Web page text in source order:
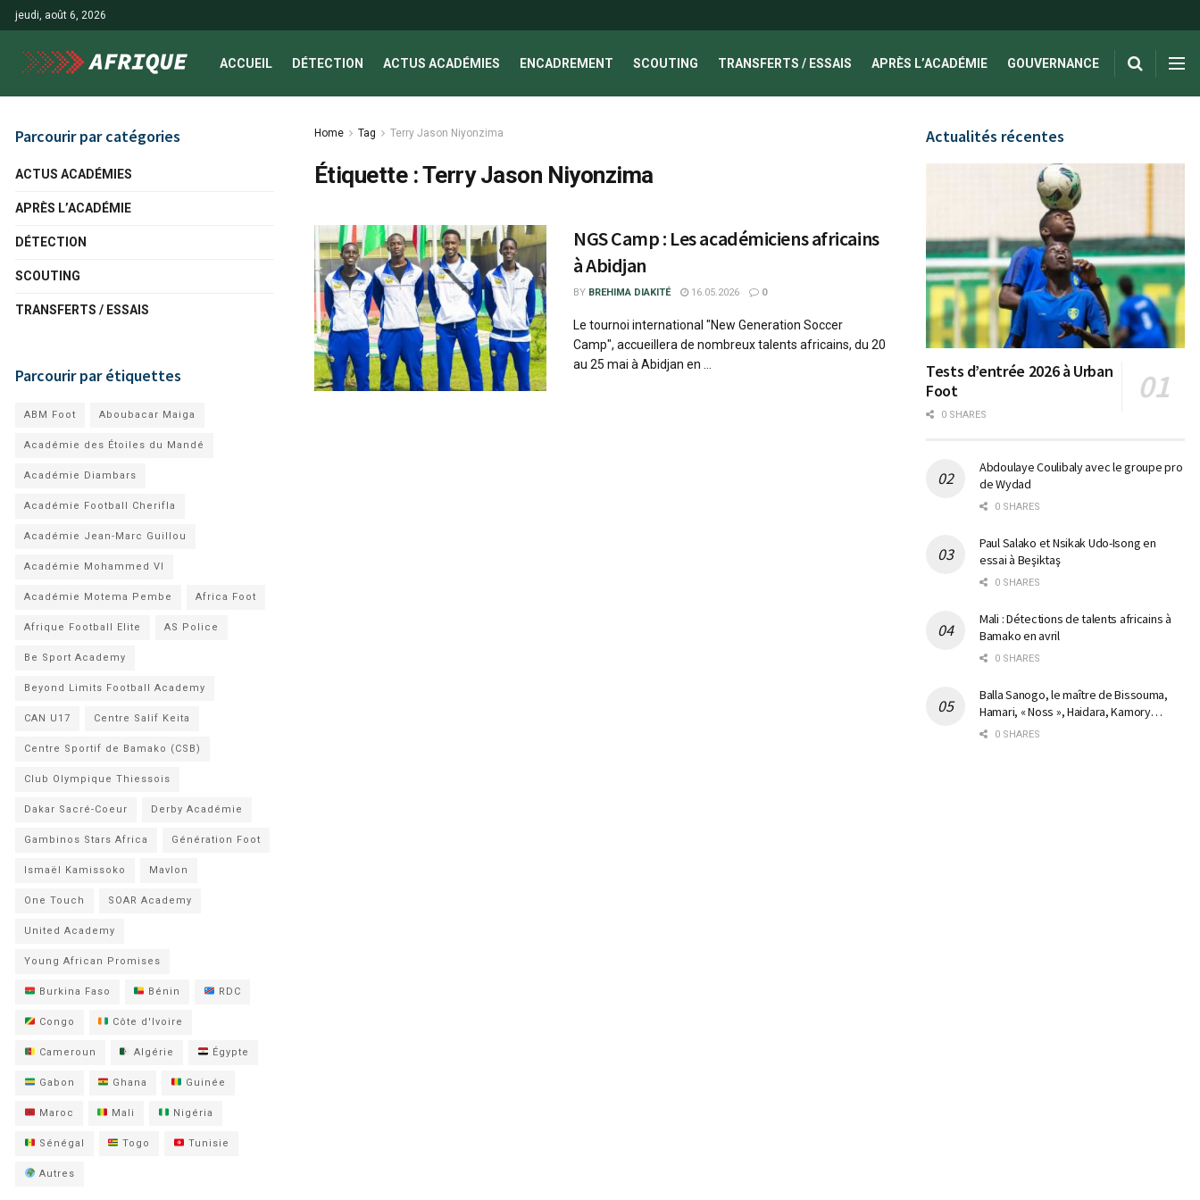
jeudi, août 6, 2026
ACCUEIL DÉTECTION ACTUS ACADÉMIES ENCADREMENT SCOUTING TRANSFERTS / ESSAIS APRÈS L’ACADÉMIE GOUVERNANCE
Home Tag Terry Jason Niyonzima
Étiquette :Terry Jason Niyonzima
NGS Camp : Les académiciens africains
à Abidjan
BY BREHIMA DIAKITÉ 16.05.2026 0
Le tournoi international "New Generation Soccer
Camp", accueillera de nombreux talents africains, du 20
au 25 mai à Abidjan en ...
Parcourir par catégories
ACTUS ACADÉMIES
APRÈS L’ACADÉMIE
DÉTECTION
SCOUTING
TRANSFERTS / ESSAIS
Parcourir par étiquettes
ABM Foot Aboubacar Maiga
Académie des Étoiles du Mandé
Académie Diambars
Académie Football Cherifla
Académie Jean-Marc Guillou
Académie Mohammed VI
Académie Motema Pembe Africa Foot
Afrique Football Elite AS Police
Be Sport Academy
Beyond Limits Football Academy
CAN U17 Centre Salif Keita
Centre Sportif de Bamako (CSB)
Club Olympique Thiessois
Dakar Sacré-Coeur Derby Académie
Gambinos Stars Africa Génération Foot
Ismaël Kamissoko Mavlon
One Touch SOAR Academy
United Academy
Young African Promises
Burkina Faso Bénin RDC
Congo Côte d'Ivoire
Cameroun Algérie Égypte
Gabon Ghana Guinée
Maroc Mali Nigéria
Sénégal Togo Tunisie
Autres
Actualités récentes
Tests d’entrée 2026 à Urban
Foot
0 SHARES
Abdoulaye Coulibaly avec le groupe pro
de Wydad
0 SHARES
Paul Salako et Nsikak Udo-Isong en
essai à Beşiktaş
0 SHARES
Mali : Détections de talents africains à
Bamako en avril
0 SHARES
Balla Sanogo, le maître de Bissouma,
Hamari, « Noss », Haidara, Kamory…
0 SHARES